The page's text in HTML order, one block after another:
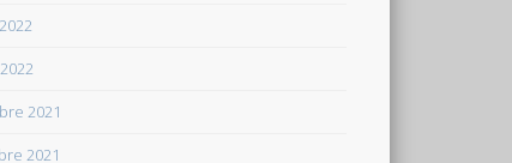
2021
2021